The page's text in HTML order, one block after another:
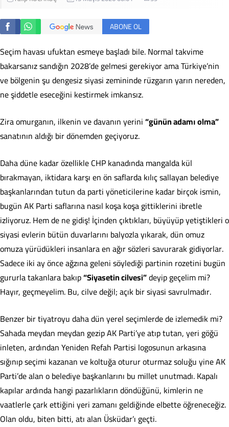
ABONE OL
Seçim havası ufuktan esmeye başladı bile. Normal takvime
bakarsanız sandığın 2028’de gelmesi gerekiyor ama Türkiye’nin
ve bölgenin şu dengesiz siyasi zemininde rüzgarın yarın nereden,
ne şiddetle eseceğini kestirmek imkansız.
Zira omurganın, ilkenin ve davanın yerini“günün adamı olma”
sanatının aldığı bir dönemden geçiyoruz.
Daha düne kadar özellikle CHP kanadında mangalda kül
bırakmayan, iktidara karşı en ön saflarda kılıç sallayan belediye
başkanlarından tutun da parti yöneticilerine kadar birçok ismin,
bugün AK Parti saflarına nasıl koşa koşa gittiklerini ibretle
izliyoruz. Hem de ne gidiş! İçinden çıktıkları, büyüyüp yetiştikleri o
siyasi evlerin bütün duvarlarını balyozla yıkarak, dün omuz
omuza yürüdükleri insanlara en ağır sözleri savurarak gidiyorlar.
Sadece iki ay önce ağzına geleni söylediği partinin rozetini bugün
gururla takanlara bakıp“Siyasetin cilvesi”deyip geçelim mi?
Hayır, geçmeyelim. Bu, cilve değil; açık bir siyasi savrulmadır.
Benzer bir tiyatroyu daha dün yerel seçimlerde de izlemedik mi?
Sahada meydan meydan gezip AK Parti’ye atıp tutan, yeri göğü
inleten, ardından Yeniden Refah Partisi logosunun arkasına
sığınıp seçimi kazanan ve koltuğa oturur oturmaz soluğu yine AK
Parti’de alan o belediye başkanlarını bu millet unutmadı. Kapalı
kapılar ardında hangi pazarlıkların döndüğünü, kimlerin ne
vaatlerle çark ettiğini yeri zamanı geldiğinde elbette öğreneceğiz.
Olan oldu, biten bitti, atı alan Üsküdar’ı geçti.